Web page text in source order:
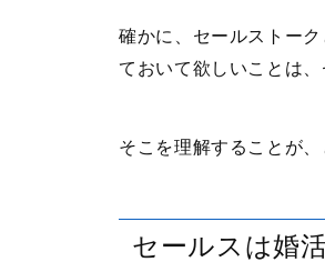
確かに、セールストー
ておいて欲しいことは
そこを理解することが
セールスは婚